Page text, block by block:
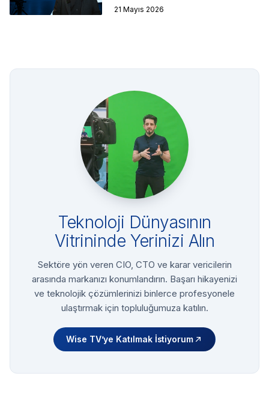
21 Mayıs 2026
Teknoloji Dünyasının
Vitrininde Yerinizi Alın
Sektöre yön veren CIO, CTO ve karar vericilerin
arasında markanızı konumlandırın. Başarı hikayenizi
ve teknolojik çözümlerinizi binlerce profesyonele
ulaştırmak için topluluğumuza katılın.
Wise TV’ye Katılmak İstiyorum